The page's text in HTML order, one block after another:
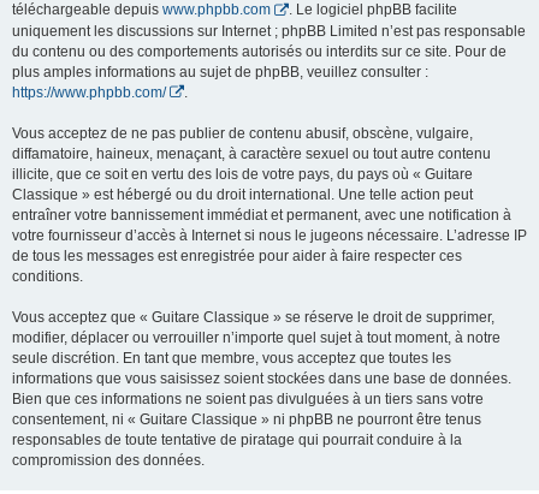
téléchargeable depuis www.phpbb.com
. Le logiciel phpBB facilite
uniquement les discussions sur Internet ; phpBB Limited n’est pas responsable
du contenu ou des comportements autorisés ou interdits sur ce site. Pour de
plus amples informations au sujet de phpBB, veuillez consulter :
https://www.phpbb.com/
Vous acceptez de ne pas publier de contenu abusif, obscène, vulgaire,
diffamatoire, haineux, menaçant, à caractère sexuel ou tout autre contenu
illicite, que ce soit en vertu des lois de votre pays, du pays où « Guitare
Classique » est hébergé ou du droit international. Une telle action peut
entraîner votre bannissement immédiat et permanent, avec une notification à
votre fournisseur d’accès à Internet si nous le jugeons nécessaire. L’adresse IP
de tous les messages est enregistrée pour aider à faire respecter ces
conditions.
Vous acceptez que « Guitare Classique » se réserve le droit de supprimer,
modifier, déplacer ou verrouiller n’importe quel sujet à tout moment, à notre
seule discrétion. En tant que membre, vous acceptez que toutes les
informations que vous saisissez soient stockées dans une base de données.
Bien que ces informations ne soient pas divulguées à un tiers sans votre
consentement, ni « Guitare Classique » ni phpBB ne pourront être tenus
responsables de toute tentative de piratage qui pourrait conduire à la
compromission des données.